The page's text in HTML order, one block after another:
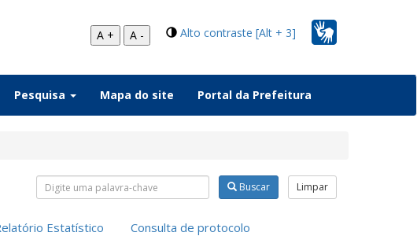
Alto contraste [Alt + 3]
A + A -
Pesquisa Mapa do site Portal da Prefeitura
Pesquisar nas abas Buscar Limpar
Estatístico Consulta de protocolo